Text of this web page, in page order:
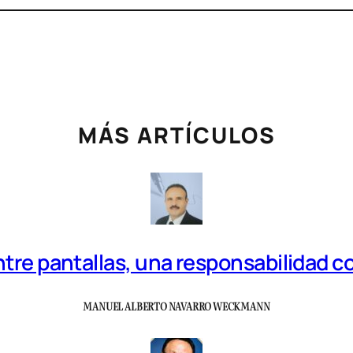
MÁS ARTÍCULOS
pantallas, una responsabilidad
MANUEL ALBERTO NAVARRO WECKMANN